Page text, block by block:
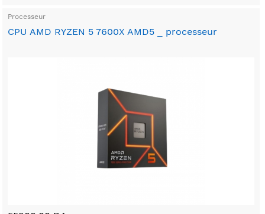
Processeur
CPU AMD RYZEN 5 7600X AMD5 _ processeur